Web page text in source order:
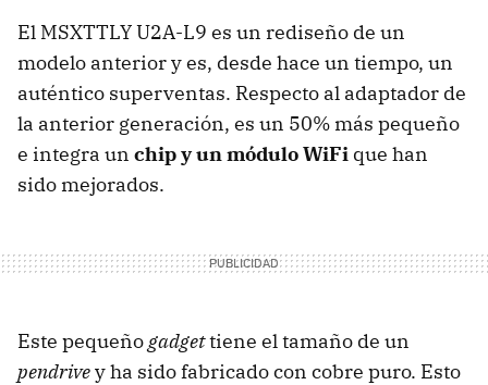
El MSXTTLY U2A-L9 es un rediseño de un
modelo anterior y es, desde hace un tiempo, un
auténtico superventas. Respecto al adaptador de
la anterior generación, es un 50% más pequeño
e integra un chip y un módulo WiFi que han
sido mejorados.
Este pequeñogadgettiene el tamaño de un
pendrivey ha sido fabricado con cobre puro. Esto